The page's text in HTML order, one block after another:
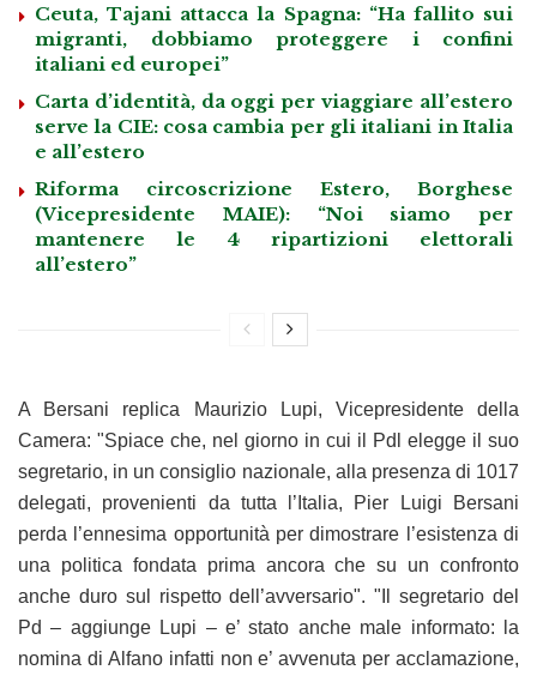
Ceuta, Tajani attacca la Spagna: “Ha fallito sui
migranti, dobbiamo proteggere i confini
italiani ed europei”
Carta d’identità, da oggi per viaggiare all’estero
serve la CIE: cosa cambia per gli italiani in Italia
e all’estero
Riforma circoscrizione Estero, Borghese
(Vicepresidente MAIE): “Noi siamo per
mantenere le 4 ripartizioni elettorali
all’estero”
A Bersani replica Maurizio Lupi, Vicepresidente della
Camera: "Spiace che, nel giorno in cui il Pdl elegge il suo
segretario, in un consiglio nazionale, alla presenza di 1017
delegati, provenienti da tutta l’Italia, Pier Luigi Bersani
perda l’ennesima opportunità per dimostrare l’esistenza di
una politica fondata prima ancora che su un confronto
anche duro sul rispetto dell’avversario". "Il segretario del
Pd – aggiunge Lupi – e’ stato anche male informato: la
nomina di Alfano infatti non e’ avvenuta per acclamazione,